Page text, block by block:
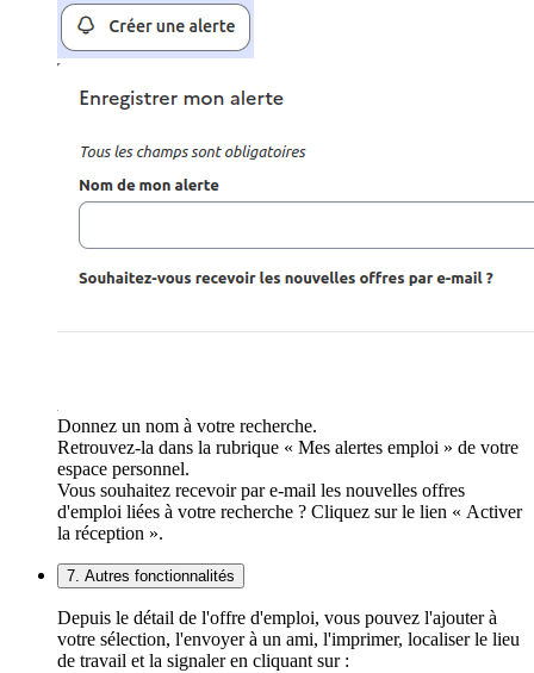
Donnez un nom à votre recherche.
Retrouvez-la dans la rubrique « Mes alertes emploi » de votre
espace personnel.
Vous souhaitez recevoir par e-mail les nouvelles offres
d'emploi liées à votre recherche ? Cliquez sur le lien « Activer
la réception ».
7. Autres fonctionnalités
Depuis le détail de l'offre d'emploi, vous pouvez l'ajouter à
votre sélection, l'envoyer à un ami, l'imprimer, localiser le lieu
de travail et la signaler en cliquant sur :